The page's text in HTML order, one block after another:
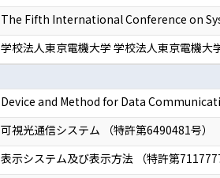
The Fifth International Conference on
学校法人東京電機大学 学校法人東京電機
Device and Method for Data
可視光通信システム （特許第6490481号）
表示システム及び表示方法 （特許第7117777